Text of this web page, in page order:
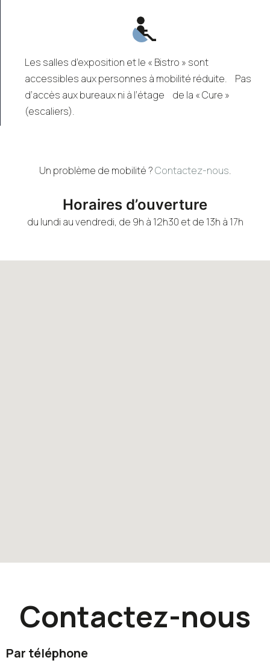
Les salles d’exposition et le « Bistro » sont
accessibles aux personnes à mobilité réduite. Pas
d’accès aux bureaux ni à l’étage de la « Cure »
(escaliers).
Un problème de mobilité ?Contactez-nous.
Horaires d’ouverture
du lundi au vendredi, de 9h à 12h30 et de 13h à 17h
Contactez-nous
Par téléphone